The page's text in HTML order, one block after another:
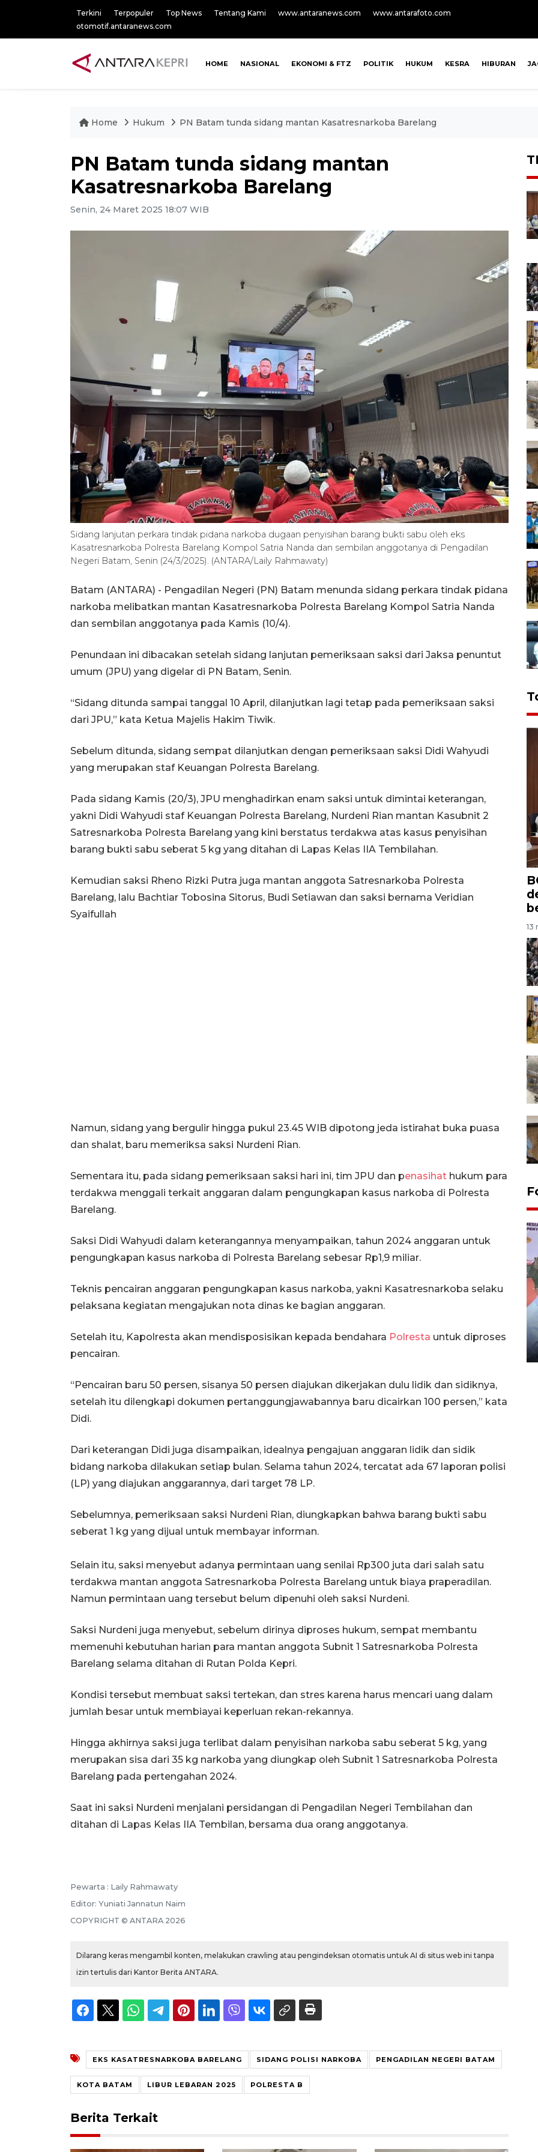
Terkini Terpopuler Top News Tentang Kami www.antaranews.com
www.antarafoto.com
otomotif.antaranews.com
HOME NASIONAL EKONOMI & FTZ POLITIK HUKUM KESRA HIBURAN
Home Hukum PN Batam tunda sidang mantan Kasatresnarkoba Barelang
PN Batam tunda sidang mantan
Kasatresnarkoba Barelang
Senin, 24 Maret 2025 18:07 WIB
Sidang lanjutan perkara tindak pidana narkoba dugaan penyisihan barang bukti sabu oleh eks
Kasatresnarkoba Polresta Barelang Kompol Satria Nanda dan sembilan anggotanya di Pengadilan
Negeri Batam, Senin (24/3/2025). (ANTARA/Laily Rahmawaty)
Batam (ANTARA) - Pengadilan Negeri (PN) Batam menunda sidang perkara tindak pidana
narkoba melibatkan mantan Kasatresnarkoba Polresta Barelang Kompol Satria Nanda
dan sembilan anggotanya pada Kamis (10/4).
Penundaan ini dibacakan setelah sidang lanjutan pemeriksaan saksi dari Jaksa penuntut
umum (JPU) yang digelar di PN Batam, Senin.
“Sidang ditunda sampai tanggal 10 April, dilanjutkan lagi tetap pada pemeriksaan saksi
dari JPU,” kata Ketua Majelis Hakim Tiwik.
Sebelum ditunda, sidang sempat dilanjutkan dengan pemeriksaan saksi Didi Wahyudi
yang merupakan staf Keuangan Polresta Barelang.
Pada sidang Kamis (20/3), JPU menghadirkan enam saksi untuk dimintai keterangan,
yakni Didi Wahyudi staf Keuangan Polresta Barelang, Nurdeni Rian mantan Kasubnit 2
Satresnarkoba Polresta Barelang yang kini berstatus terdakwa atas kasus penyisihan
barang bukti sabu seberat 5 kg yang ditahan di Lapas Kelas IIA Tembilahan.
Kemudian saksi Rheno Rizki Putra juga mantan anggota Satresnarkoba Polresta
Barelang, lalu Bachtiar Tobosina Sitorus, Budi Setiawan dan saksi bernama Veridian
Syaifullah
Namun, sidang yang bergulir hingga pukul 23.45 WIB dipotong jeda istirahat buka puasa
dan shalat, baru memeriksa saksi Nurdeni Rian.
Sementara itu, pada sidang pemeriksaan saksi hari ini, tim JPU dan penasihat hukum para
terdakwa menggali terkait anggaran dalam pengungkapan kasus narkoba di Polresta
Barelang.
Saksi Didi Wahyudi dalam keterangannya menyampaikan, tahun 2024 anggaran untuk
pengungkapan kasus narkoba di Polresta Barelang sebesar Rp1,9 miliar.
Teknis pencairan anggaran pengungkapan kasus narkoba, yakni Kasatresnarkoba selaku
pelaksana kegiatan mengajukan nota dinas ke bagian anggaran.
Setelah itu, Kapolresta akan mendisposisikan kepada bendahara Polresta untuk diproses
pencairan.
“Pencairan baru 50 persen, sisanya 50 persen diajukan dikerjakan dulu lidik dan sidiknya,
setelah itu dilengkapi dokumen pertanggungjawabannya baru dicairkan 100 persen,” kata
Didi.
Dari keterangan Didi juga disampaikan, idealnya pengajuan anggaran lidik dan sidik
bidang narkoba dilakukan setiap bulan. Selama tahun 2024, tercatat ada 67 laporan polisi
(LP) yang diajukan anggarannya, dari target 78 LP.
Sebelumnya, pemeriksaan saksi Nurdeni Rian, diungkapkan bahwa barang bukti sabu
seberat 1 kg yang dijual untuk membayar informan.
Selain itu, saksi menyebut adanya permintaan uang senilai Rp300 juta dari salah satu
terdakwa mantan anggota Satresnarkoba Polresta Barelang untuk biaya praperadilan.
Namun permintaan uang tersebut belum dipenuhi oleh saksi Nurdeni.
Saksi Nurdeni juga menyebut, sebelum dirinya diproses hukum, sempat membantu
memenuhi kebutuhan harian para mantan anggota Subnit 1 Satresnarkoba Polresta
Barelang selama ditahan di Rutan Polda Kepri.
Kondisi tersebut membuat saksi tertekan, dan stres karena harus mencari uang dalam
jumlah besar untuk membiayai keperluan rekan-rekannya.
Hingga akhirnya saksi juga terlibat dalam penyisihan narkoba sabu seberat 5 kg, yang
merupakan sisa dari 35 kg narkoba yang diungkap oleh Subnit 1 Satresnarkoba Polresta
Barelang pada pertengahan 2024.
Saat ini saksi Nurdeni menjalani persidangan di Pengadilan Negeri Tembilahan dan
ditahan di Lapas Kelas IIA Tembilan, bersama dua orang anggotanya.
Pewarta : Laily Rahmawaty
Editor: Yuniati Jannatun Naim
COPYRIGHT © ANTARA 2026
Dilarang keras mengambil konten, melakukan crawling atau pengindeksan otomatis untuk AI di situs web ini tanpa
izin tertulis dari Kantor Berita ANTARA.
EKS KASATRESNARKOBA BARELANG SIDANG POLISI NARKOBA PENGADILAN NEGERI BATAM
KOTA BATAM LIBUR LEBARAN 2025 POLRESTA B
Berita Terkait
13
gunakan mobil jenazah